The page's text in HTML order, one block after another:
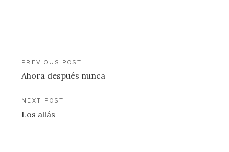
Navegación
de
entradas
PREVIOUS POST
Ahora después nunca
NEXT POST
Los allás